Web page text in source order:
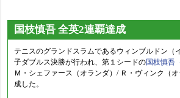
国枝慎吾 全英2連覇達成
テニスのグランドスラムであるウィンブルドン（
子ダブルス決勝が行われ、第１シードの国枝慎吾
Ｍ・シェファース（オランダ）/ Ｒ・ヴィンク（
成した。